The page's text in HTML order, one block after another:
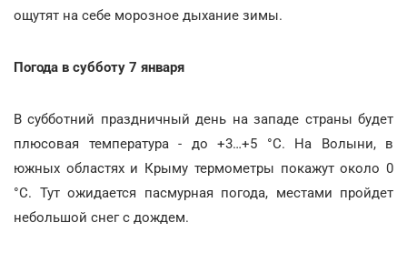
ощутят на себе морозное дыхание зимы.
Погода в субботу 7 января
В субботний праздничный день на западе страны будет
плюсовая температура - до +3…+5 °С. На Волыни, в
южных областях и Крыму термометры покажут около 0
°С. Тут ожидается пасмурная погода, местами пройдет
небольшой снег с дождем.